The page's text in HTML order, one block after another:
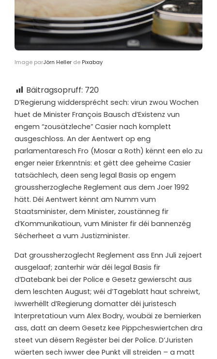
Image parJörn Heller de Pixabay
Bäitragsopruff: 720
D’Regierung widdersprécht sech: virun zwou Wochen
huet de Minister François Bausch d’Existenz vun
engem “zousätzleche” Casier nach komplett
ausgeschloss. An der Aentwert op eng
parlamentaresch Fro (Mosar a Roth) kënnt een elo zu
enger neier Erkenntnis: et gëtt dee geheime Casier
tatsächlech, deen seng legal Basis op engem
groussherzogleche Reglement aus dem Joer 1992
hätt. Déi Aentwert kënnt am Numm vum
Staatsminister, dem Minister, zoustänneg fir
d’Kommunikatioun, vum Minister fir déi bannenzég
Sécherheet a vum Justizminister.
Dat groussherzoglecht Reglement ass Enn Juli zejoert
ausgelaaf; zanterhir wär déi legal Basis fir
d’Datebank bei der Police e Gesetz gewierscht aus
dem leschten August; wéi d’Tageblatt haut schreiwt,
iwwerhëllt d’Regierung domatter déi juristesch
Interpretatioun vum Alex Bodry, woubäi ze bemierken
ass, datt an deem Gesetz kee Pippcheswiertchen dra
steet vun dësem Regëster bei der Police. D’Juristen
wäerten sech iwwer dee Punkt vill streiden – a matt